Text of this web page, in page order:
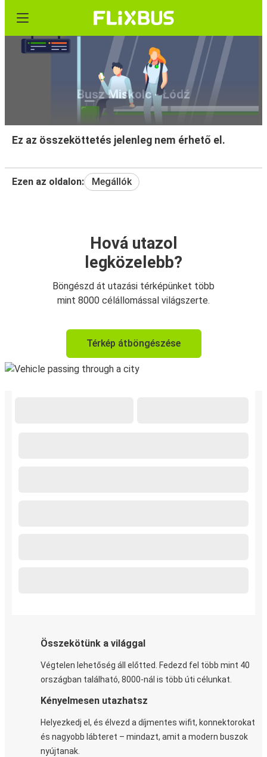
Busz Miskolc - Łódź
Ez az összeköttetés jelenleg nem érhető el.
Ezen az oldalon: Megállók
Hová utazol
legközelebb?
Böngészd át utazási térképünket több
mint 8000 célállomással világszerte.
Térkép átböngészése
Összekötünk a világgal
Végtelen lehetőség áll előtted. Fedezd fel több mint 40
országban található, 8000-nál is több úti célunkat.
Kényelmesen utazhatsz
Helyezkedj el, és élvezd a díjmentes wifit, konnektorokat
és nagyobb lábteret – mindazt, amit a modern buszok
nyújtanak.